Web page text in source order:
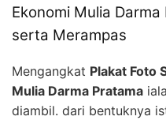
Ekonomi Mulia
serta Merampas
Mengangkat Plakat Foto
Mulia Darma Pratama
diambil. dari bentuknya